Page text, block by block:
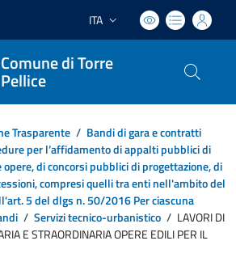
Lingua attiva:
ITA
Comune di Torre
Pellice
Trasparente / Bandi di gara e contratti
per l’affidamento di appalti pubblici di
di concorsi pubblici di progettazione, di
compresi quelli tra enti nell'ambito del
5 del dlgs n. 50/2016 Per ciascuna
/ Servizi tecnico-urbanistico / LAVORI DI
E STRAORDINARIA OPERE EDILI PER IL